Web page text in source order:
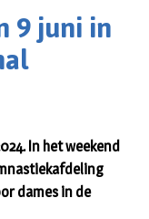
9 juni in
In het weekend
dames in de